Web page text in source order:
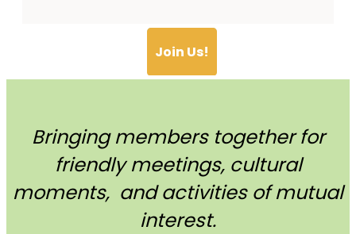
Join Us!
Bringing members together for
friendly meetings, cultural
moments, and activities of mutual
interest.